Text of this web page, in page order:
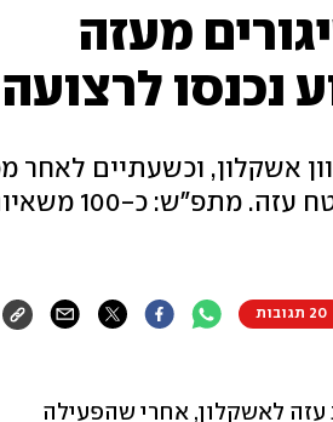
מעזה
אשקלון, וכשעתיים לאחר
הופעלו אזעקות גם בזיקים - ו-3 שיגורים נפלו בשטח עזה.
20 תגובות